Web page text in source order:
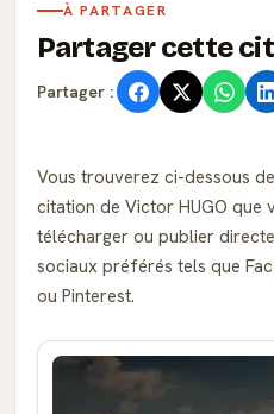
À PARTAGER
Partager cette
Partager :
Vous trouverez ci-dessous
citation de Victor HUGO que
télécharger ou publier
sociaux préférés tels que
ou Pinterest.